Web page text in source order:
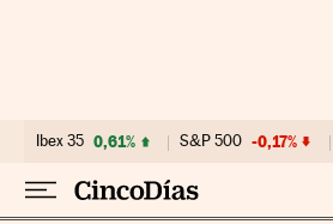
Ibex 35 0,61% S&P 500 -0,17%